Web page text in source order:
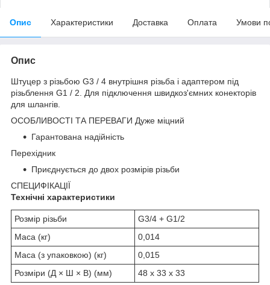
Опис Характеристики Доставка Оплата Умови
Опис
Штуцер з різьбою G3 / 4 внутрішня різьба і адаптером під
різьблення G1 / 2. Для підключення швидкоз'ємних конекторів
для шлангів.
ОСОБЛИВОСТІ ТА ПЕРЕВАГИ Дуже міцний
Гарантована надійність
Перехідник
Приєднується до двох розмірів різьби
СПЕЦИФІКАЦІЇ
Технічні характеристики
Розмір різьби
G3/4 + G1/2
Маса (кг)
0,014
Маса (з упаковкою) (кг)
0,015
Розміри (Д × Ш × В) (мм)
48 x 33 x 33